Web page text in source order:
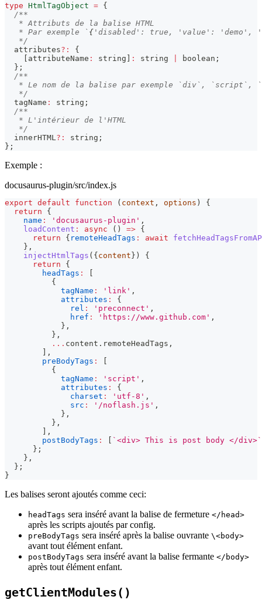
type HtmlTagObject = {
/**
   * Attributs de la balise HTML
   * Par exemple `
{ 'disabled': true, 'value': 'demo',
   */
  attributes
? :
{
attributeName : string : string boolean ;
} ;
/**
* Le nom de la balise par exemple `div`, `script`,
   */
  tagName
: string ;
/**
   * L'intérieur de l'HTML
   */
  innerHTML
? : string ;
} ;
Exemple :
docusaurus-plugin/src/index.js
export default function ( context , options )
{
return
{
name : 'docusaurus-plugin' ,
loadContent : async ( ) => {
return
{ remoteHeadTags : await
} ,
injectHtmlTags ( { content } )
{
return
{
headTags :
{
tagName : 'link' ,
attributes :
{
rel : 'preconnect' ,
href : 'https://www.github.com' ,
} ,
} ,
... content . remoteHeadTags ,
,
preBodyTags :
{
tagName : 'script' ,
attributes :
{
charset : 'utf-8' ,
src : '/noflash.js' ,
} ,
} ,
,
postBodyTags : ` <div> This is post body </div>`
} ;
} ,
} ;
}
Les balises seront ajoutés comme ceci:
headTags sera inséré avant la balise de fermeture </head>
après les scripts ajoutés par config.
preBodyTags sera inséré après la balise ouvrante \<body>
avant tout élément enfant.
postBodyTags sera inséré avant la balise fermante </body>
après tout élément enfant.
getClientModules()